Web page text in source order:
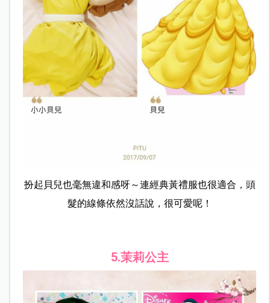
扮起貝兒也毫無違和感呀～連經典黃禮服也很適合，頭
髮的線條依然沒話說，很可愛呢！
5.茉莉公主